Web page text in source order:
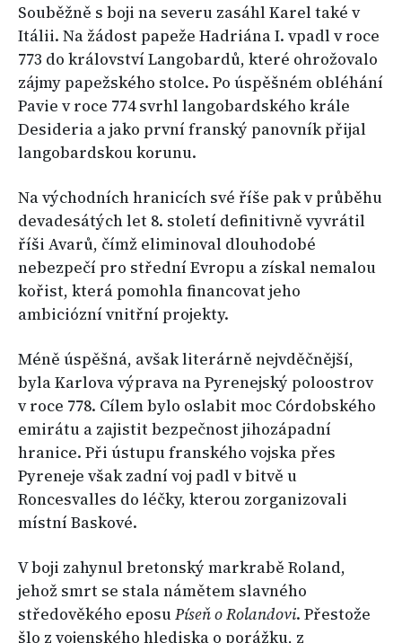
Souběžně s boji na severu zasáhl Karel také v
Itálii. Na žádost papeže Hadriána I. vpadl v roce
773 do království Langobardů, které ohrožovalo
zájmy papežského stolce. Po úspěšném obléhání
Pavie v roce 774 svrhl langobardského krále
Desideria a jako první franský panovník přijal
langobardskou korunu.
Na východních hranicích své říše pak v průběhu
devadesátých let 8. století definitivně vyvrátil
říši Avarů, čímž eliminoval dlouhodobé
nebezpečí pro střední Evropu a získal nemalou
kořist, která pomohla financovat jeho
ambiciózní vnitřní projekty.
Méně úspěšná, avšak literárně nejvděčnější,
byla Karlova výprava na Pyrenejský poloostrov
v roce 778. Cílem bylo oslabit moc Córdobského
emirátu a zajistit bezpečnost jihozápadní
hranice. Při ústupu franského vojska přes
Pyreneje však zadní voj padl v bitvě u
Roncesvalles do léčky, kterou zorganizovali
místní Baskové.
V boji zahynul bretonský markrabě Roland,
jehož smrt se stala námětem slavného
středověkého eposuPíseň o Rolandovi. Přestože
šlo z vojenského hlediska o porážku, z